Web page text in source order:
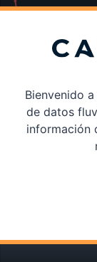
Bienvenido
de datos
información